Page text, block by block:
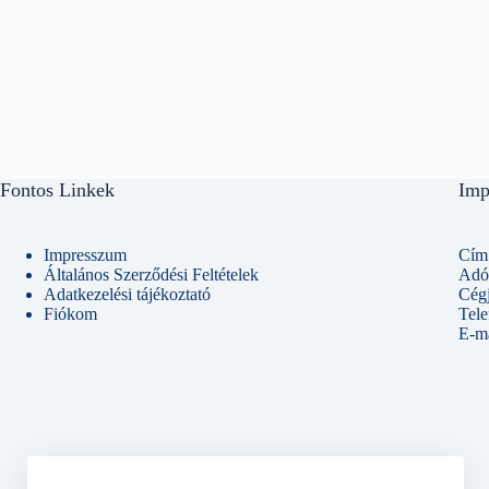
Fontos Linkek
Impresszum
Általános Szerződési Feltételek
Adatkezelési tájékoztató
Fiókom
E-